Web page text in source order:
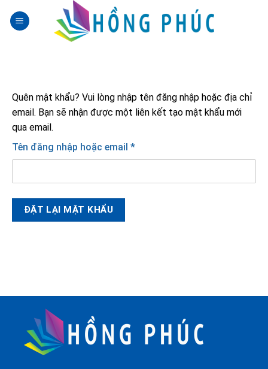
Quên mật khẩu? Vui lòng nhập tên đăng nhập hoặc địa chỉ
email. Bạn sẽ nhận được một liên kết tạo mật khẩu mới
qua email.
Tên đăng nhập hoặc email *Bắt
buộc
ĐẶT LẠI MẬT KHẨU